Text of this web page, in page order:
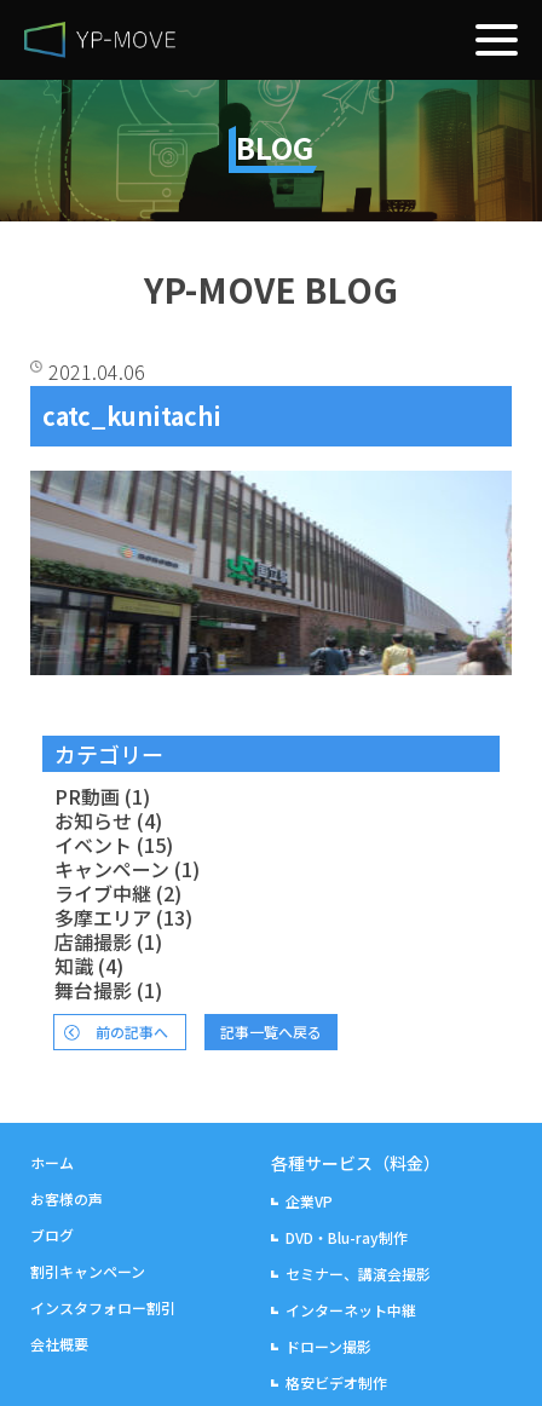
BLOG
YP-MOVE BLOG
2021.04.06
catc_kunitachi
カテゴリー
PR動画 (1)
お知らせ (4)
イベント (15)
キャンペーン (1)
ライブ中継 (2)
多摩エリア (13)
店舗撮影 (1)
知識 (4)
舞台撮影 (1)
前の記事へ 記事一覧へ戻る
ホーム
お客様の声
ブログ
割引キャンペーン
インスタフォロー割引
会社概要
各種サービス（料金）
企業VP
DVD・Blu-ray制作
セミナー、講演会撮影
インターネット中継
ドローン撮影
格安ビデオ制作